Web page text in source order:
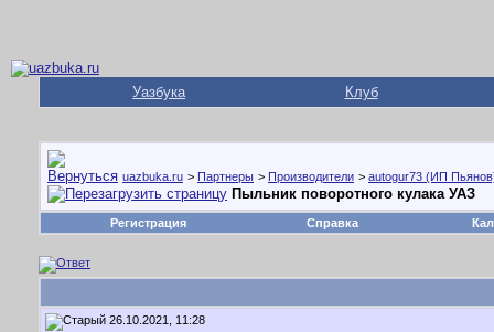
Уазбука Клуб
uazbuka.ru > Партнеры > Производители > autogur73 (ИП
Пыльник поворотного кулака УАЗ
Регистрация Справка
26.10.2021, 11:28